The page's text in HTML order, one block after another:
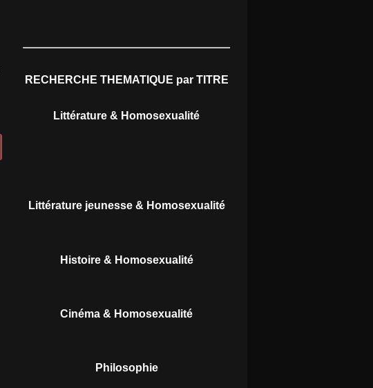
RECHERCHE THEMATIQUE par TITRE
Littérature & Homosexualité
Littérature jeunesse & Homosexualité
Histoire & Homosexualité
Cinéma & Homosexualité
Philosophie